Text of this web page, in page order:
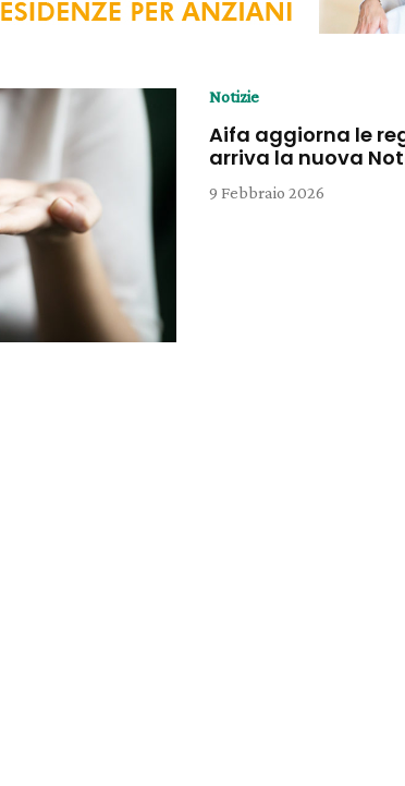
Notizie
Aifa aggiorna le
arriva la nuova
9 Febbraio 2026